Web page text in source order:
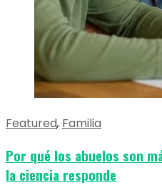
Featured, Familia
Por qué los abuelos son
la ciencia responde